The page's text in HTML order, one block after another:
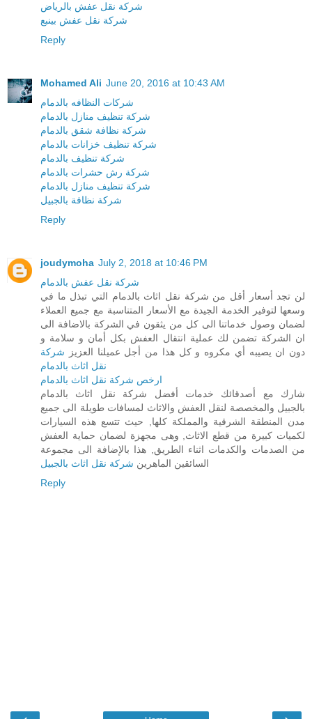
شركة نقل عفش بالرياض
شركة نقل عفش بينبع
Reply
Mohamed Ali June 20, 2016 at 10:43 AM
شركات النظافه بالدمام
شركة تنظيف منازل بالدمام
شركة نظافة شقق بالدمام
شركة تنظيف خزانات بالدمام
شركة تنظيف بالدمام
شركة رش حشرات بالدمام
شركة تنظيف منازل بالدمام
شركة نظافة بالجبيل
Reply
joudymoha July 2, 2018 at 10:46 PM
شركة نقل عفش بالدمام
لن تجد أسعار أقل من شركة نقل اثاث بالدمام التي تبذل ما في
وسعها لتوفير الخدمة الجيدة مع الأسعار المتناسبة مع جميع العملاء
لضمان وصول خدماتنا الى كل من يثقون في الشركة بالاضافة الى
ان الشركة تضمن لك عملية انتقال العفش بكل أمان و سلامة و
دون ان يصيبه أي مكروه و كل هذا من أجل عميلنا العزيز شركة
نقل اثاث بالدمام
ارخص شركة نقل اثاث بالدمام
شارك مع أصدقائك خدمات أفضل شركة نقل اثاث بالدمام
بالجبيل والمخصصة لنقل العفش والاثاث لمسافات طويلة الى جميع
مدن المنطقة الشرقية والمملكة كلها, حيث تتسع هذه السيارات
لكميات كبيرة من قطع الاثاث, وهى مجهزة لضمان حماية العفش
من الصدمات والكدمات اثناء الطريق, هذا بالإضافة الى مجموعة
السائقين الماهرين شركة نقل اثاث بالجبيل
Reply